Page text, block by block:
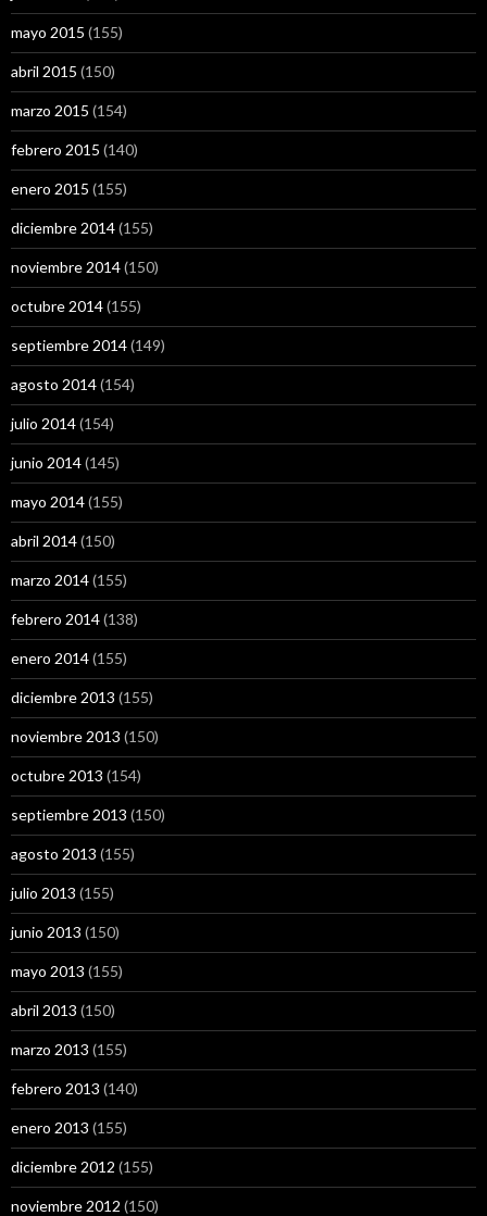
mayo 2015 (155)
abril 2015 (150)
marzo 2015 (154)
febrero 2015 (140)
enero 2015 (155)
diciembre 2014(155)
noviembre 2014(150)
octubre 2014(155)
septiembre 2014(149)
agosto 2014(154)
julio 2014(154)
junio 2014(145)
mayo 2014(155)
abril 2014(150)
marzo 2014(155)
febrero 2014(138)
enero 2014(155)
diciembre 2013 (155)
noviembre 2013 (150)
octubre 2013 (154)
septiembre 2013 (150)
agosto 2013 (155)
julio 2013 (155)
junio 2013 (150)
mayo 2013 (155)
abril 2013 (150)
marzo 2013 (155)
febrero 2013 (140)
enero 2013 (155)
diciembre 2012 (155)
noviembre 2012 (150)